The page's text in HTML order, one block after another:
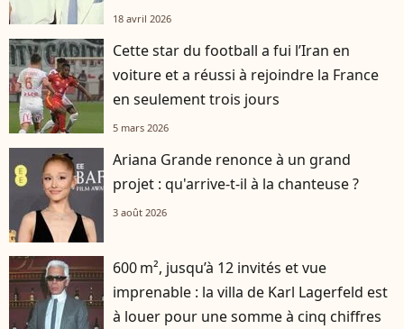
18 avril 2026
Cette star du football a fui l’Iran en
voiture et a réussi à rejoindre la France
en seulement trois jours
5 mars 2026
Ariana Grande renonce à un grand
projet : qu'arrive-t-il à la chanteuse ?
3 août 2026
600 m², jusqu’à 12 invités et vue
imprenable : la villa de Karl Lagerfeld est
à louer pour une somme à cinq chiffres